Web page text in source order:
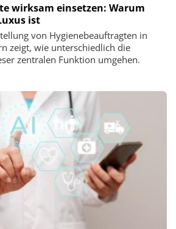
wirksam einsetzen: Warum
ist
von Hygienebeauftragten in
zeigt, wie unterschiedlich die
zentralen Funktion umgehen.